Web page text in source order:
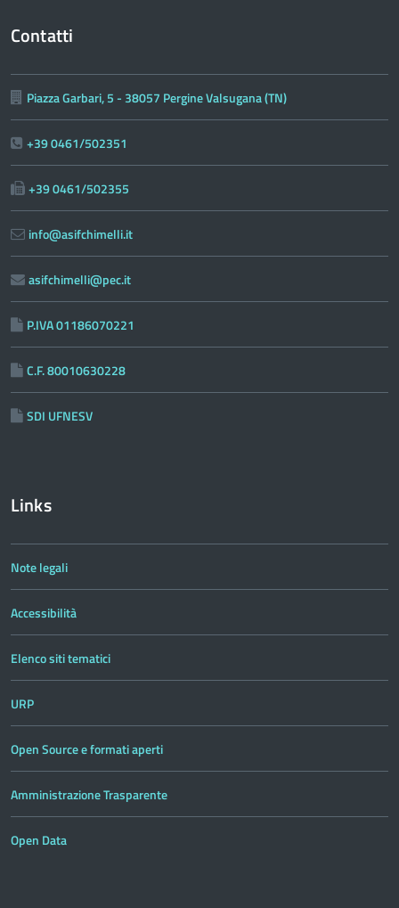
Contatti
Piazza Garbari, 5 - 38057 Pergine Valsugana (TN)
+39 0461/502351
+39 0461/502355
info@asifchimelli.it
asifchimelli@pec.it
P.IVA 01186070221
C.F. 80010630228
SDI UFNESV
Links
Note legali
Accessibilità
Elenco siti tematici
URP
Open Source e formati aperti
Amministrazione Trasparente
Open Data